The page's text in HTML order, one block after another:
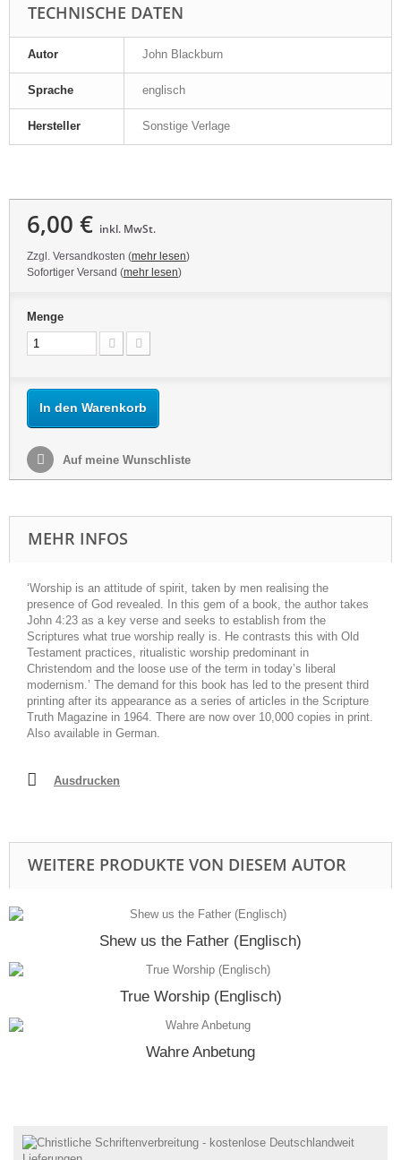
TECHNISCHE DATEN
Autor John Blackburn
Sprache englisch
Hersteller Sonstige Verlage
6,00 € inkl. MwSt.
Zzgl. Versandkosten (mehr lesen)
Sofortiger Versand (mehr lesen)
Menge
In den Warenkorb
Auf meine Wunschliste
MEHR INFOS
‘Worship is an attitude of spirit, taken by men realising the
presence of God revealed. In this gem of a book, the author takes
John 4:23 as a key verse and seeks to establish from the
Scriptures what true worship really is. He contrasts this with Old
Testament practices, ritualistic worship predominant in
Christendom and the loose use of the term in today’s liberal
modernism.’ The demand for this book has led to the present third
printing after its appearance as a series of articles in the Scripture
Truth Magazine in 1964. There are now over 10,000 copies in print.
Also available in German.
Ausdrucken
WEITERE PRODUKTE VON DIESEM AUTOR
Shew us the Father (Englisch)
True Worship (Englisch)
Wahre Anbetung